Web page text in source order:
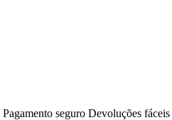
Pagamento seguro Devoluções fáceis